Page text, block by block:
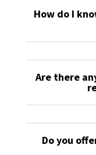
How do I
Are there
Do you